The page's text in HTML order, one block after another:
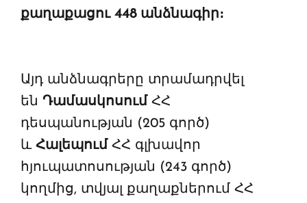
en Arménie
քաղաքացու 448 անձնագիր։
Այդ անձնագրերը տրամադրվել
են Դամասկոսում ՀՀ
դեսպանության (205 գործ)
և Հալեպում ՀՀ գլխավոր
հյուպատոսության (243 գործ)
կողմից, տվյալ քաղաքներում ՀՀ